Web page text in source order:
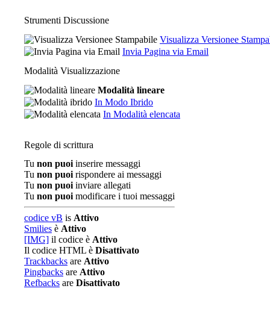
Strumenti Discussione
Visualizza Versionee
Invia Pagina via Email
Modalità Visualizzazione
Modalità lineare
In Modo Ibrido
In Modalità elencata
Regole di scrittura
Tu non puoi inserire messaggi
Tu non puoi rispondere ai messaggi
Tu non puoi inviare allegati
Tu non puoi modificare i tuoi messaggi
codice vB is Attivo
Smilies è Attivo
[IMG] il codice è Attivo
Il codice HTML è Disattivato
Trackbacks are Attivo
Pingbacks are Attivo
Refbacks are Disattivato